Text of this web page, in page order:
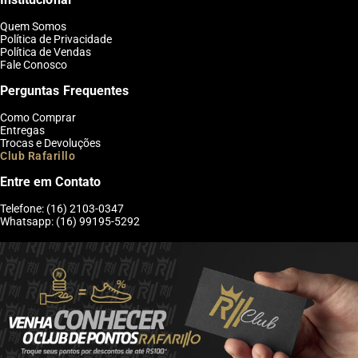
Quem Somos
Política de Privacidade
Política de Vendas
Fale Conosco
Perguntas Frequentes
Como Comprar
Entregas
Trocas e Devoluções
Club Rafarillo
Entre em Contato
Telefone: (16) 2103-0347
Whatsapp: (16) 99195-5292